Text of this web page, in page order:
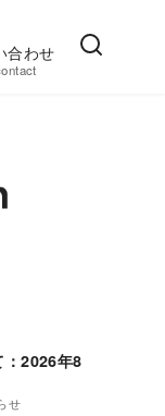
合わせ
せ
：2026年8